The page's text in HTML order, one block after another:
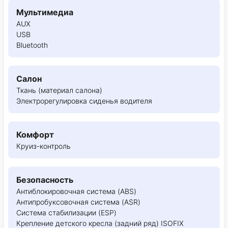
Мультимедиа
AUX
USB
Bluetooth
Салон
Ткань (материал салона)
Электрорегулировка сиденья водителя
Комфорт
Круиз-контроль
Безопасность
Антиблокировочная система (ABS)
Антипробуксовочная система (ASR)
Система стабилизации (ESP)
Крепление детского кресла (задний ряд) ISOFIX